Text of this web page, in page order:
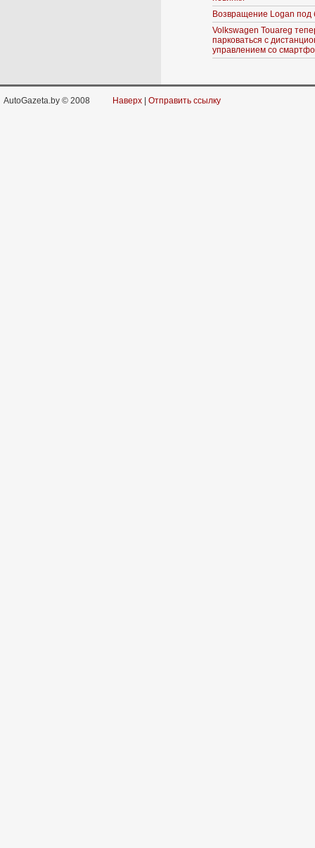
Возвращение Logan под
Volkswagen Touareg
парковаться с
управлением со
AutoGazeta.by © 2008 Наверх Отправить ссылку